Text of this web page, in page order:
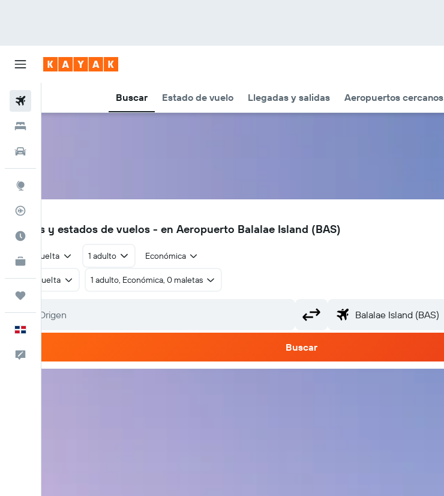
Buscar Estado de vuelo Llegadas y salidas Aeropuertos cercanos
Cuándo ir
KAYAK for Business
NUEVO
BAS
Vuelos y estados de vuelos - en Aeropuerto Balalae Island (BAS)
Ida y vuelta 1 adulto Económica
Ida y vuelta 1 adulto, Económica, 0 maletas
Buscar